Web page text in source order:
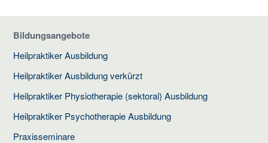
Bildungsangebote
Heilpraktiker Ausbildung
Heilpraktiker Ausbildung verkürzt
Heilpraktiker Physiotherapie (sektoral) Ausbildung
Heilpraktiker Psychotherapie Ausbildung
Praxisseminare